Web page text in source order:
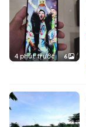
4 phút trước 6